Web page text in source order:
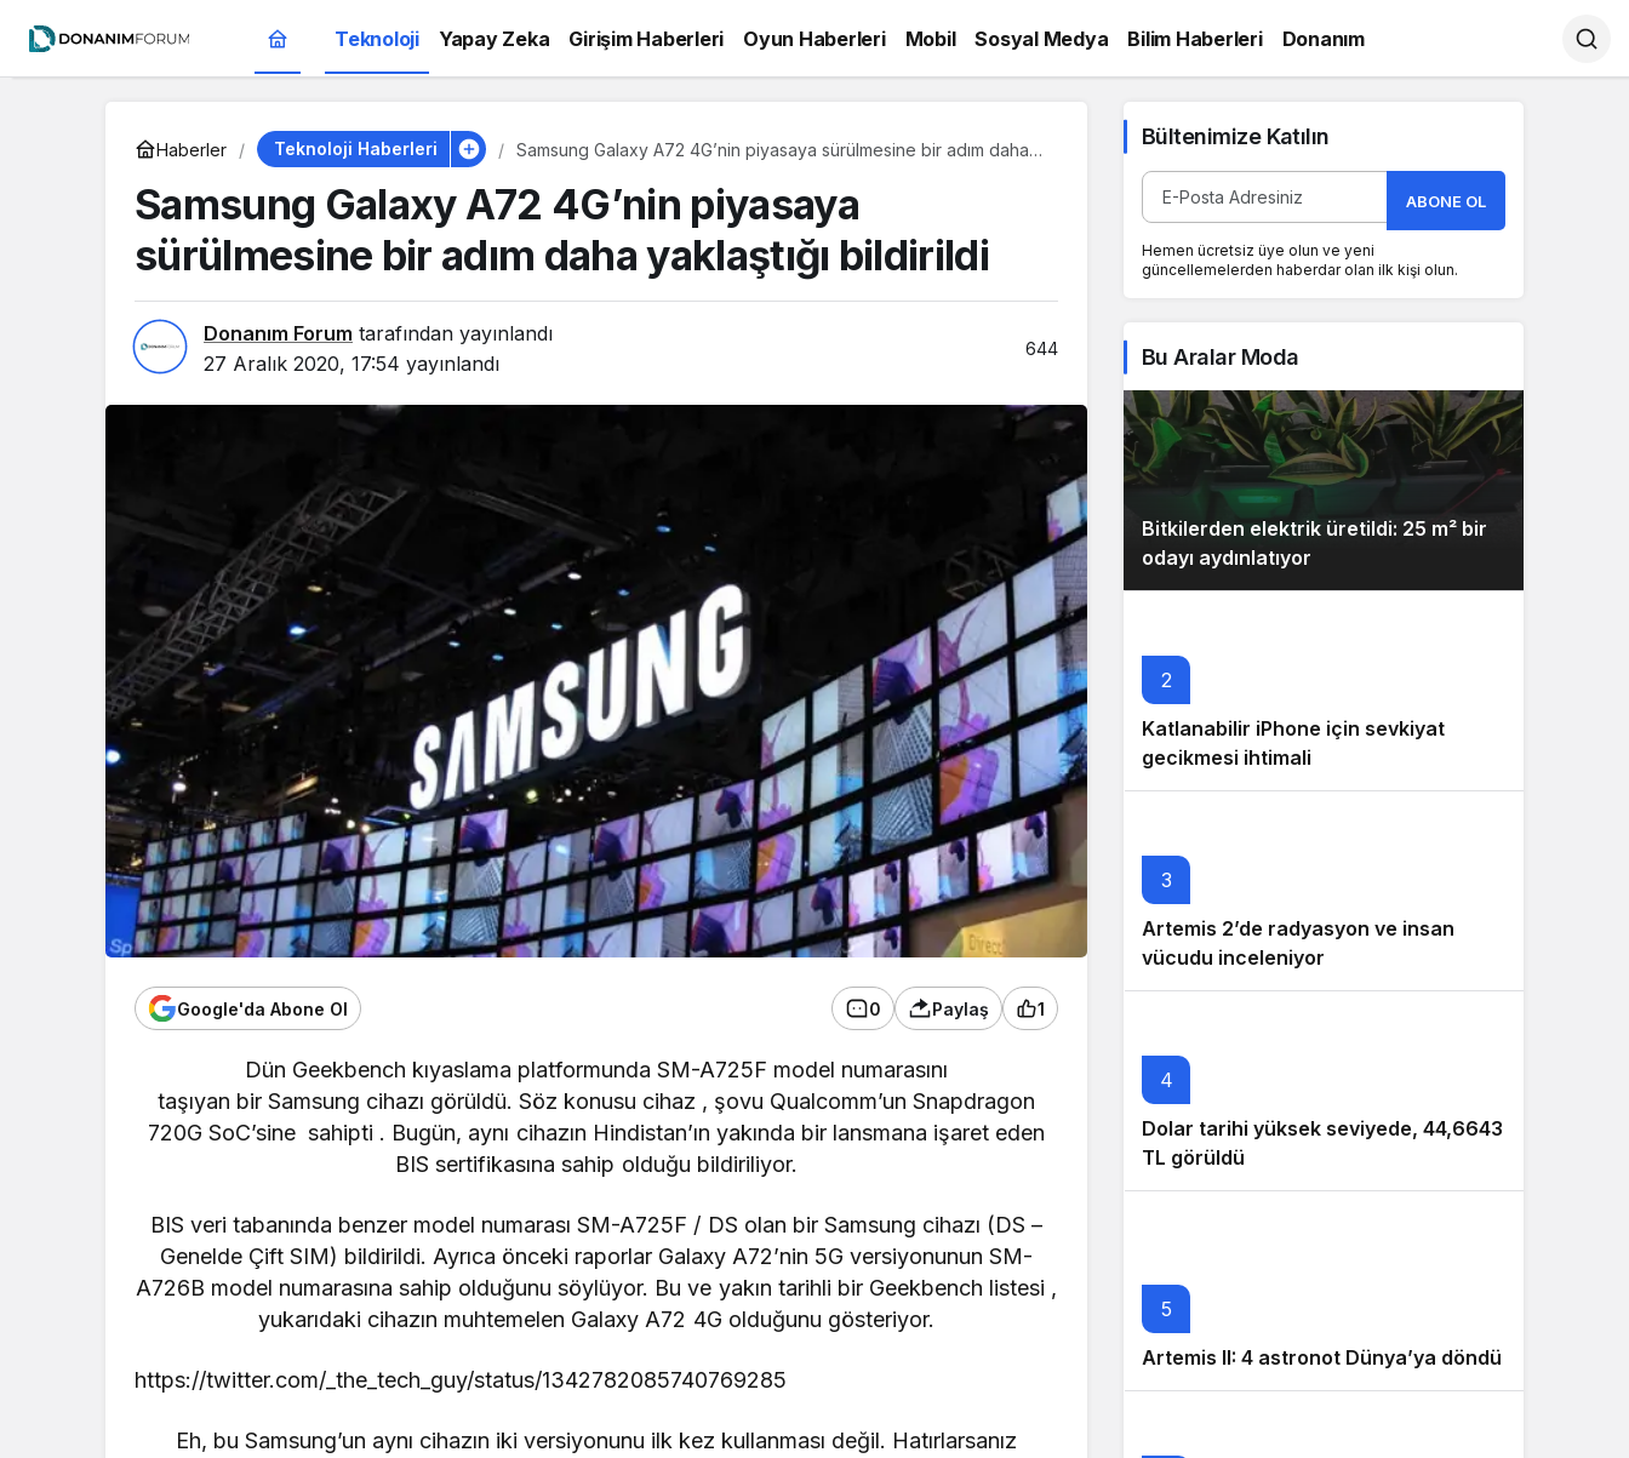
Teknoloji Yapay Zeka Girişim Haberleri Oyun Haberleri Mobil Sosyal Medya Bilim Haberleri Donanım
Haberler Teknoloji Haberleri
Samsung Galaxy A72 4G’nin piyasaya sürülmesine bir adım daha
Samsung Galaxy A72 4G’nin piyasaya
sürülmesine bir adım daha yaklaştığı bildirildi
Donanım Forum tarafından yayınlandı
27 Aralık 2020, 17:54 yayınlandı
644
Google'da Abone Ol 0 Paylaş 1
Dün Geekbench kıyaslama platformunda SM-A725F model numarasını
taşıyan bir Samsung cihazı görüldü. Söz konusu cihaz , şovu Qualcomm’unSnapdragon
720G SoC’sine sahipti . Bugün, aynı cihazın Hindistan’ın yakında bir lansmana işaret eden
BIS sertifikasına sahip olduğu bildiriliyor.
BIS veri tabanında benzer model numarası SM-A725F / DS olan bir Samsung cihazı (DS –
Genelde Çift SIM) bildirildi. Ayrıca önceki raporlar Galaxy A72’nin 5G versiyonunun SM-
A726B model numarasına sahip olduğunu söylüyor. Bu ve yakın tarihli bir Geekbench listesi ,
yukarıdaki cihazın muhtemelen Galaxy A72 4G olduğunu gösteriyor.
https://twitter.com/_the_tech_guy/status/1342782085740769285
Eh, bu Samsung’un aynı cihazın iki versiyonunu ilk kez kullanması değil. Hatırlarsanız
Bültenimize Katılın
ABONE OL
Hemen ücretsiz üye olun ve yeni
güncellemelerden haberdar olan ilk kişi olun.
Bu Aralar Moda
Bitkilerden elektrik üretildi: 25 m² bir
odayı aydınlatıyor
2
Katlanabilir iPhone için sevkiyat
gecikmesi ihtimali
3
Artemis 2’de radyasyon ve insan
vücudu inceleniyor
4
Dolar tarihi yüksek seviyede, 44,6643
TL görüldü
5
Artemis II: 4 astronot Dünya’ya döndü